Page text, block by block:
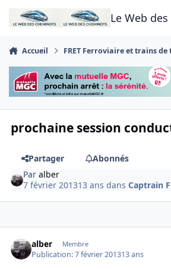
Aller au contenu
Le Web
Accueil FRET Ferroviaire et trains
prochaine session
Partager
Abonnés
Paralber
7 février 201313 ans dansCaptrain
alber Membre
Publication:7 février 201313 ans